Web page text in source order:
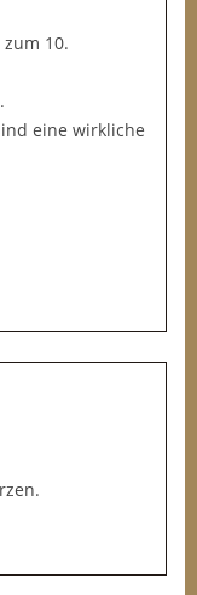
10.
eine wirkliche